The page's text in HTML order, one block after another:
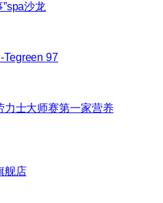
沙龙
Tegreen 97
力士大师赛第一家营养
舰店